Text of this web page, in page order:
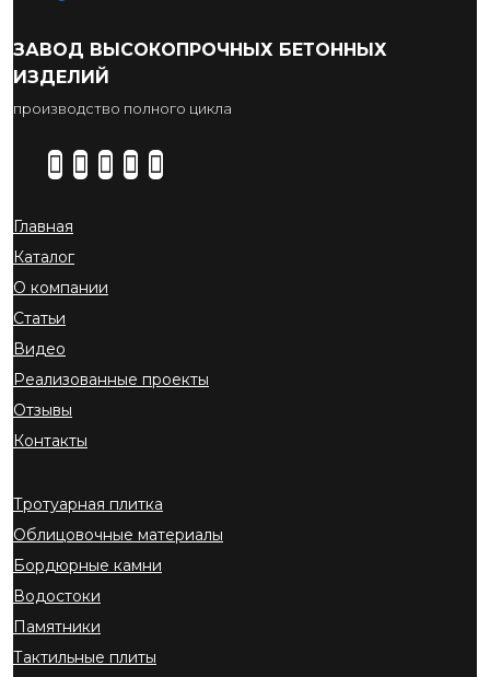
ЗАВОД ВЫСОКОПРОЧНЫХ БЕТОННЫХ
ИЗДЕЛИЙ
производство полного цикла
Главная
Каталог
О компании
Статьи
Видео
Реализованные проекты
Отзывы
Контакты
Тротуарная плитка
Облицовочные материалы
Бордюрные камни
Водостоки
Памятники
Тактильные плиты